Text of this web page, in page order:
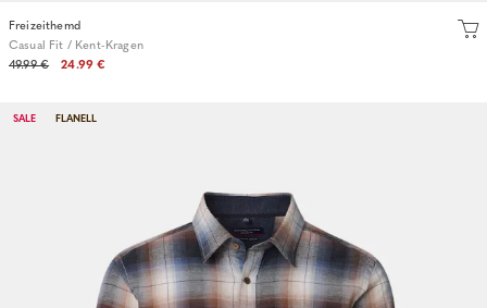
Freizeithemd
Casual Fit / Kent-Kragen
49.99 €
24.99 €
SALE FLANELL